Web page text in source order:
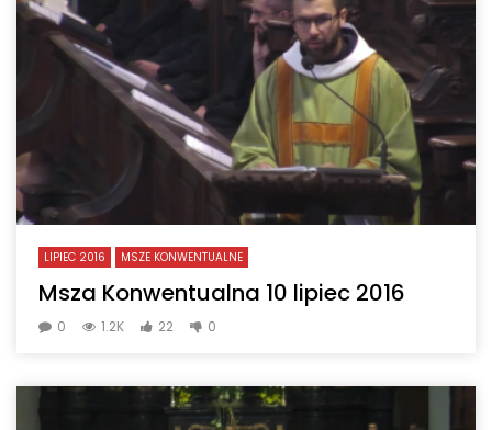
LIPIEC 2016 MSZE KONWENTUALNE
Msza Konwentualna 10 lipiec 2016
0 1.2K 22 0